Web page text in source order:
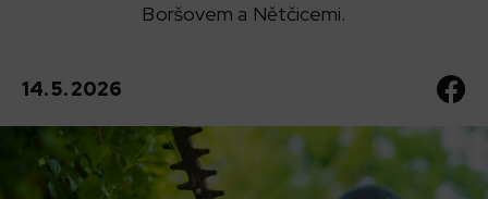
Boršovem a Nětčicemi.
14. 5. 2026